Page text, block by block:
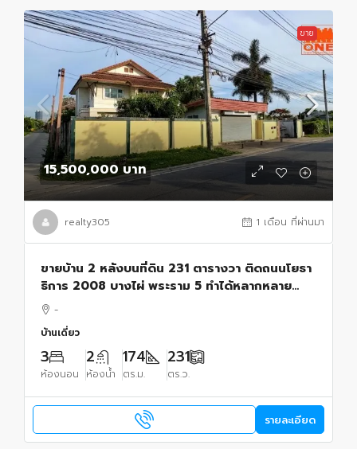
ขาย
15,500,000 บาท
realty305 1 เดือน ที่ผ่านมา
ขายบ้าน 2 หลังบนที่ดิน 231 ตารางวา ติดถนนโยธา
ธิการ 2008 บางไผ่ พระราม 5 ทำได้หลากหลาย
Home office, ร้านอาหาร, บ้านสวนอยู่สบาย etc
-
บ้านเดี่ยว
3
ห้องนอน
2
ห้องน้ำ
174
ตร.ม.
231
ตร.ว.
รายละเอียด